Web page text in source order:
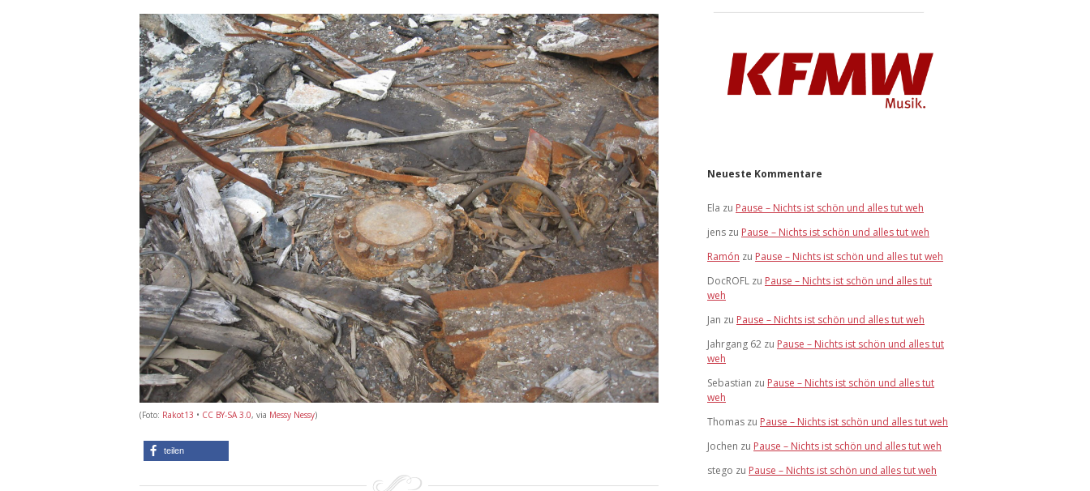
(Foto: Rakot13 • CC BY-SA 3.0, via Messy Nessy)
teilen
Neueste Kommentare
Ela zu Pause – Nichts ist schön und alles tut weh
jens zu Pause – Nichts ist schön und alles tut weh
Ramón zu Pause – Nichts ist schön und alles tut weh
DocROFL zu Pause – Nichts ist schön und alles tut
weh
Jan zu Pause – Nichts ist schön und alles tut weh
Jahrgang 62 zu Pause – Nichts ist schön und alles tut
weh
Sebastian zu Pause – Nichts ist schön und alles tut
weh
Thomas zu Pause – Nichts ist schön und alles tut weh
Jochen zu Pause – Nichts ist schön und alles tut weh
stego zu Pause – Nichts ist schön und alles tut weh